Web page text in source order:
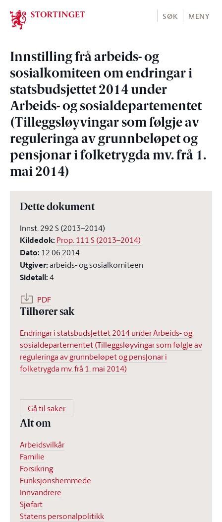
Stortinget.no
SØK MENY
Innstilling frå arbeids- og
sosialkomiteen om endringar i
statsbudsjettet 2014 under
Arbeids- og sosialdepartementet
(Tilleggsløyvingar som følgje av
reguleringa av grunnbeløpet og
pensjonar i folketrygda mv. frå 1.
mai 2014)
Dette dokument
Innst. 292 S (2013–2014)
Kildedok: Prop. 111 S (2013–2014)
Dato: 12.06.2014
Utgiver:arbeids- og sosialkomiteen
Sidetall:4
PDF
Tilhører sak
Endringar i statsbudsjettet 2014 under Arbeids- og
sosialdepartementet (Tilleggsløyvingar som følgje av
reguleringa av grunnbeløpet og pensjonar i
folketrygda mv. frå 1. mai 2014)
Gå til saker
Alt om
Arbeidsvilkår
Familie
Forsikring
Funksjonshemmede
Innvandrere
Sjøfart
Statens personalpolitikk